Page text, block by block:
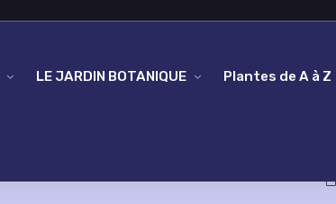
LE JARDIN BOTANIQUE Plantes de A à Z